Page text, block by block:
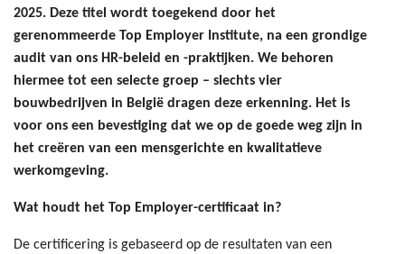
2025. Deze titel wordt toegekend door het
gerenommeerde Top Employer Institute, na een grondige
audit van ons HR-beleid en -praktijken. We behoren
hiermee tot een selecte groep – slechts vier
bouwbedrijven in België dragen deze erkenning. Het is
voor ons een bevestiging dat we op de goede weg zijn in
het creëren van een mensgerichte en kwalitatieve
werkomgeving.
Wat houdt het Top Employer-certificaat in?
De certificering is gebaseerd op de resultaten van een